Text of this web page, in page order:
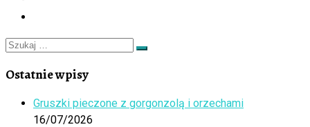
Szukaj
Szukaj
Ostatnie wpisy
Gruszki pieczone z gorgonzolą i orzechami
16/07/2026